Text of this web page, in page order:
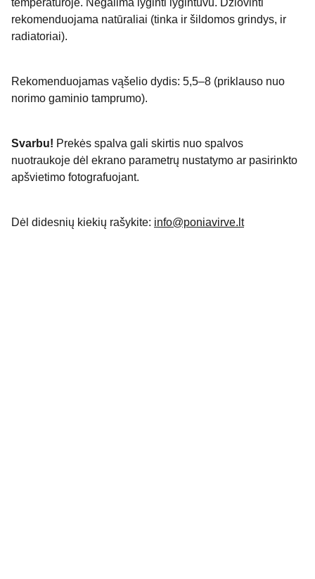
temperatūroje. Negalima lyginti lygintuvu. Džiovinti
rekomenduojama natūraliai (tinka ir šildomos grindys, ir
radiatoriai).
Rekomenduojamas vąšelio dydis: 5,5–8 (priklauso nuo
norimo gaminio tamprumo).
Svarbu! Prekės spalva gali skirtis nuo spalvos
nuotraukoje dėl ekrano parametrų nustatymo ar pasirinkto
apšvietimo fotografuojant.
Dėl didesnių kiekių rašykite: info@poniavirve.lt